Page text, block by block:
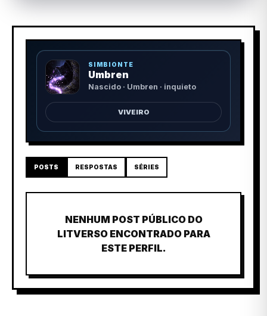
SIMBIONTE
Umbren
Nascido · Umbren · inquieto
VIVEIRO
POSTS RESPOSTAS SÉRIES
NENHUM POST PÚBLICO DO
LITVERSO ENCONTRADO PARA
ESTE PERFIL.